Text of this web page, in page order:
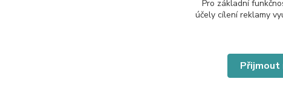
Pro základní
účely cílení reklamy
Přijmout